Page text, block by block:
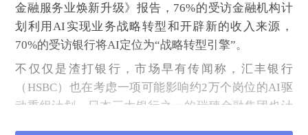
金融服务业焕新升级》报告，76%的受访金融机构计
划利用AI实现业务战略转型和开辟新的收入来源，
70%的受访银行将AI定位为“战略转型引擎”。
不仅仅是渣打银行，市场早有传闻称，汇丰银行
（HSBC）也在考虑一项可能影响约2万个岗位的AI驱
动重组计划。日本三大银行之一的瑞穗金融集团也计